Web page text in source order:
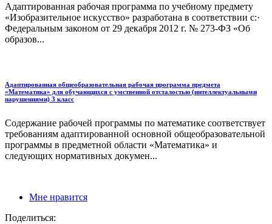
Адаптированная рабочая программа по учебному предмету
«Изобразительное искусство» разработана в соответствии с:·
Федеральным законом от 29 декабря 2012 г. № 273-ФЗ «Об
образов...
Адаптированная общеобразовательная рабочая программа предмета
«Математика» для обучающихся с умственной отсталостью (интеллектуальными
нарушениями) 3 класс
Содержание рабочей программы по математике соответствует
требованиям адаптированной основной общеобразовательной
программы в предметной области «Математика» и
следующих нормативных докумен...
Мне нравится
Поделиться: